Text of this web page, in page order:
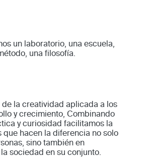
un laboratorio, una escuela,
una filosofía.
de la creatividad aplicada a los
y crecimiento, Combinando
y curiosidad facilitamos la
que hacen la diferencia no solo
sino también en
sociedad en su conjunto.